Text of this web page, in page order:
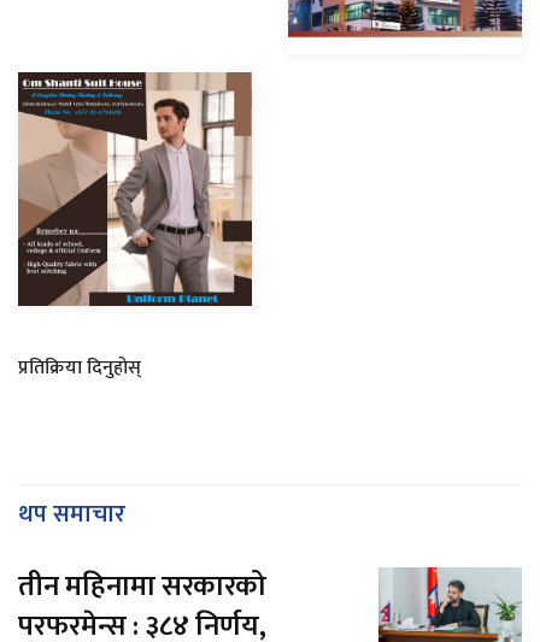
प्रतिक्रिया दिनुहोस्
थप समाचार
तीन महिनामा सरकारको
परफरमेन्स : ३८४ निर्णय,